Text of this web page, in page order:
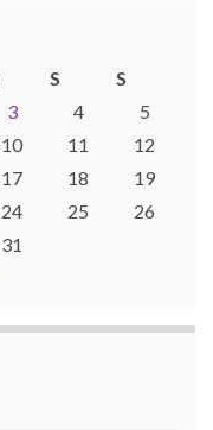
S
S
3 4
5
10 11
12
17 18
19
24 25
26
31